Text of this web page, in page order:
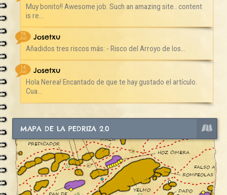
Muy bonito!! Awesome job. Such an amazing site.. content
is re...
19
Jul
Josetxu
Añadidos tres riscos más: - Risco del Arroyo de los...
14
Jul
Josetxu
Hola Nerea! Encantado de que te hay gustado el artículo.
Cua...
MAPA DE LA PEDRIZA 2.0